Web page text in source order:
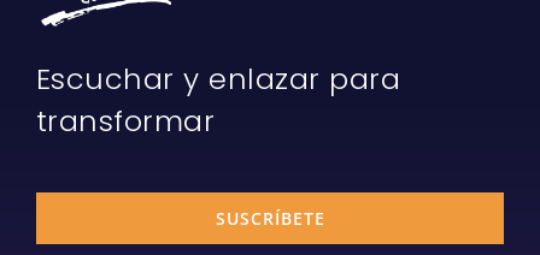
Escuchar y enlazar para
transformar
SUSCRÍBETE